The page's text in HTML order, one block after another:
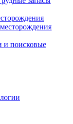
и поисковые